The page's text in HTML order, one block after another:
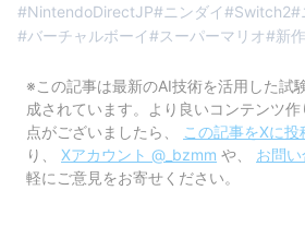
#NintendoDirectJP# ニンダイ#Switch2#
#バーチャルボーイ#スーパーマリオ#新
※この記事は最新のAI技術を活用した試
成されています。より良いコンテンツ
点がございましたら、
この記事をXに投
り、
Xアカウント @_bzmm や、 お問
軽にご意見をお寄せください。